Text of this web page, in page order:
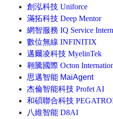
創泓科技 Uniforce
滿拓科技 Deep Mentor
網智服務 IQ Service
數位無線 INFINITIX
邁爾凌科技 MyelinTek
翱騰國際 Octon
思邁智能 MaiAgent
杰倫智能科技 Profet AI
和碩聯合科技
八維智能 D8AI